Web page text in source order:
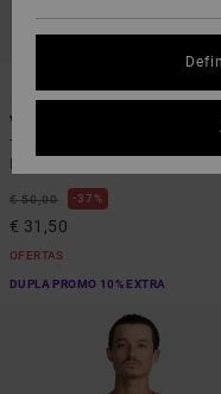
VA Sport Vent
Top de manga curta Castanho
€ 50,00 37%
€ 31,50
OFERTAS
DUPLA PROMO 10% EXTRA